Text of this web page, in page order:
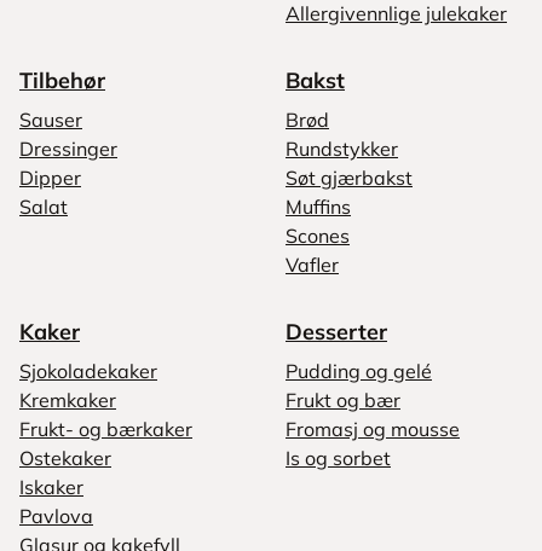
Allergivennlige julekaker
Tilbehør
Sauser
Dressinger
Dipper
Salat
Bakst
Brød
Rundstykker
Søt gjærbakst
Muffins
Scones
Vafler
Kaker
Sjokoladekaker
Kremkaker
Frukt- og bærkaker
Ostekaker
Iskaker
Pavlova
Glasur og kakefyll
Desserter
Pudding og gelé
Frukt og bær
Fromasj og mousse
Is og sorbet